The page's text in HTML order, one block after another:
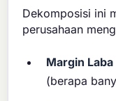
Dekomposisi ini
perusahaan
Margin
(berapa